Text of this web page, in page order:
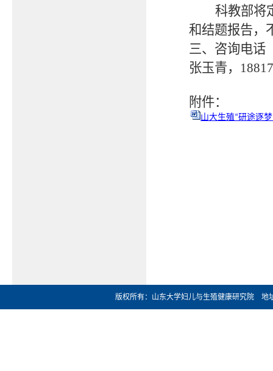
科教部将
和结题报告，
三、咨询电话
张玉青，1
附件：
山大生殖“研途逐
版权所有：山东大学妇儿与生殖健康研究院 地